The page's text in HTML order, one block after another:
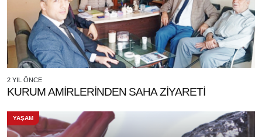
2 YIL ÖNCE
KURUM AMİRLERİNDEN SAHA ZİYARETİ
YAŞAM